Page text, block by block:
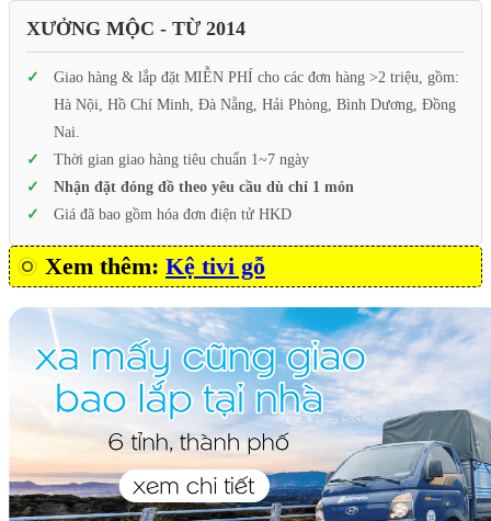
XƯỞNG MỘC - TỪ 2014
Giao hàng & lắp đặt MIỄN PHÍ cho các đơn hàng >2 triệu, gồm:
Hà Nội, Hồ Chí Minh, Đà Nẵng, Hải Phòng, Bình Dương, Đồng
Nai.
Thời gian giao hàng tiêu chuẩn 1~7 ngày
Nhận đặt đóng đồ theo yêu cầu dù chỉ 1 món
Giá đã bao gồm hóa đơn điện tử HKD
Xem thêm: Kệ tivi gỗ